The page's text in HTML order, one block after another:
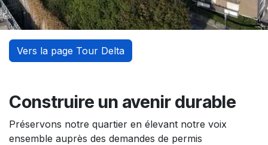
Vers la page Tour Delta
Construire un avenir durable
Préservons notre quartier en élevant notre voix
ensemble auprès des demandes de permis